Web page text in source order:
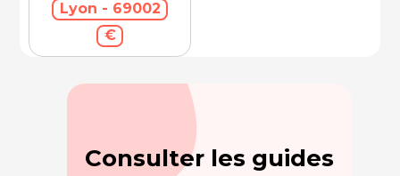
Lyon - 69002
€
Consulter les guides